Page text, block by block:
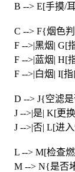
B --> E[手摸/
C --> F{烟色判
F -->|黑烟| G[
F -->|蓝烟| H[
F -->|白烟| I[指
D --> J{空滤是
J -->|是| K[更
J -->|否| L[进入
L --> M[检查燃
M --> N{是否